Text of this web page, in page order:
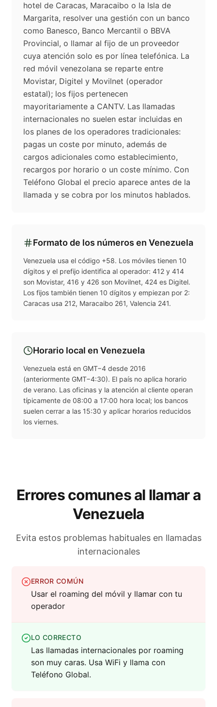
hotel de Caracas, Maracaibo o la Isla de
Margarita, resolver una gestión con un banco
como Banesco, Banco Mercantil o BBVA
Provincial, o llamar al fijo de un proveedor
cuya atención solo es por línea telefónica. La
red móvil venezolana se reparte entre
Movistar, Digitel y Movilnet (operador
estatal); los fijos pertenecen
mayoritariamente a CANTV. Las llamadas
internacionales no suelen estar incluidas en
los planes de los operadores tradicionales:
pagas un coste por minuto, además de
cargos adicionales como establecimiento,
recargos por horario o un coste mínimo. Con
Teléfono Global el precio aparece antes de la
llamada y se cobra por los minutos hablados.
Formato de los números en Venezuela
Venezuela usa el código +58. Los móviles tienen 10
dígitos y el prefijo identifica al operador: 412 y 414
son Movistar, 416 y 426 son Movilnet, 424 es Digitel.
Los fijos también tienen 10 dígitos y empiezan por 2:
Caracas usa 212, Maracaibo 261, Valencia 241.
Horario local en Venezuela
Venezuela está en GMT−4 desde 2016
(anteriormente GMT−4:30). El país no aplica horario
de verano. Las oficinas y la atención al cliente operan
típicamente de 08:00 a 17:00 hora local; los bancos
suelen cerrar a las 15:30 y aplicar horarios reducidos
los viernes.
Errores comunes al llamar a
Venezuela
Evita estos problemas habituales en llamadas
internacionales
ERROR COMÚN
Usar el roaming del móvil y llamar con tu
operador
LO CORRECTO
Las llamadas internacionales por roaming
son muy caras. Usa WiFi y llama con
Teléfono Global.